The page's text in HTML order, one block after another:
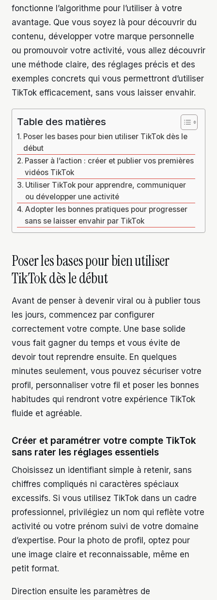
fonctionne l’algorithme pour l’utiliser à votre
avantage. Que vous soyez là pour découvrir du
contenu, développer votre marque personnelle
ou promouvoir votre activité, vous allez découvrir
une méthode claire, des réglages précis et des
exemples concrets qui vous permettront d’utiliser
TikTok efficacement, sans vous laisser envahir.
Table des matières
Poser les bases pour bien utiliser TikTok dès le
début
Passer à l’action : créer et publier vos premières
vidéos TikTok
Utiliser TikTok pour apprendre, communiquer
ou développer une activité
Adopter les bonnes pratiques pour progresser
sans se laisser envahir par TikTok
Poser les bases pour bien utiliser
TikTok dès le début
Avant de penser à devenir viral ou à publier tous
les jours, commencez par configurer
correctement votre compte. Une base solide
vous fait gagner du temps et vous évite de
devoir tout reprendre ensuite. En quelques
minutes seulement, vous pouvez sécuriser votre
profil, personnaliser votre fil et poser les bonnes
habitudes qui rendront votre expérience TikTok
fluide et agréable.
Créer et paramétrer votre compte TikTok
sans rater les réglages essentiels
Choisissez un identifiant simple à retenir, sans
chiffres compliqués ni caractères spéciaux
excessifs. Si vous utilisez TikTok dans un cadre
professionnel, privilégiez un nom qui reflète votre
activité ou votre prénom suivi de votre domaine
d’expertise. Pour la photo de profil, optez pour
une image claire et reconnaissable, même en
petit format.
Direction ensuite les paramètres de